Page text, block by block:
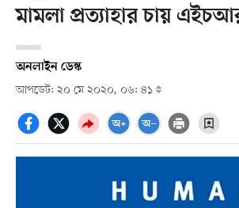
মামলা প্রত্যাহার চায়
অনলাইন ডেস্ক
আপডেট: ২০ মে ২০২০, ০৬: ৪১